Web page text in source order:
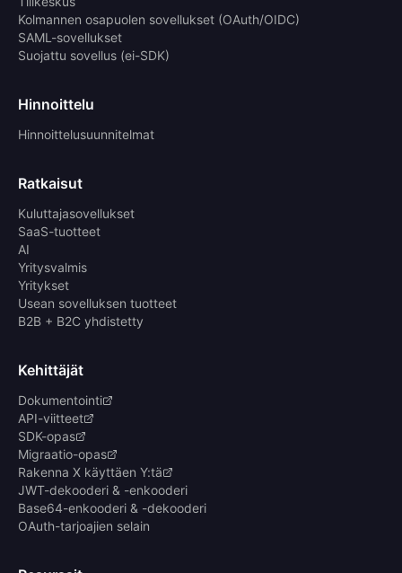
Kolmannen osapuolen sovellukset (OAuth/OIDC)
SAML-sovellukset
Suojattu sovellus (ei-SDK)
Hinnoittelu
Hinnoittelusuunnitelmat
Ratkaisut
Kuluttajasovellukset
SaaS-tuotteet
AI
Yritysvalmis
Yritykset
Usean sovelluksen tuotteet
B2B + B2C yhdistetty
Kehittäjät
Dokumentointi
API-viitteet
SDK-opas
Migraatio-opas
Rakenna X käyttäen Y:tä
JWT-dekooderi & -enkooderi
Base64-enkooderi & -dekooderi
OAuth-tarjoajien selain